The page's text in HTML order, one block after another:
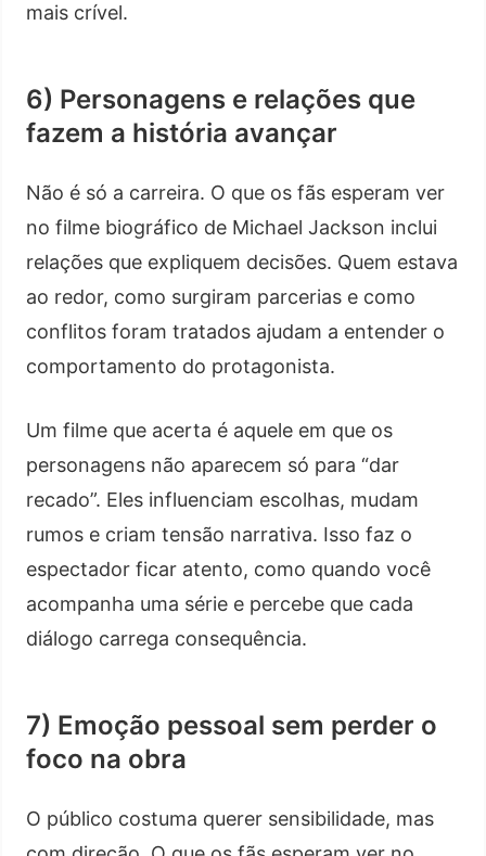
mais crível.
6) Personagens e relações que
fazem a história avançar
Não é só a carreira. O que os fãs esperam ver
no filme biográfico de Michael Jackson inclui
relações que expliquem decisões. Quem estava
ao redor, como surgiram parcerias e como
conflitos foram tratados ajudam a entender o
comportamento do protagonista.
Um filme que acerta é aquele em que os
personagens não aparecem só para “dar
recado”. Eles influenciam escolhas, mudam
rumos e criam tensão narrativa. Isso faz o
espectador ficar atento, como quando você
acompanha uma série e percebe que cada
diálogo carrega consequência.
7) Emoção pessoal sem perder o
foco na obra
O público costuma querer sensibilidade, mas